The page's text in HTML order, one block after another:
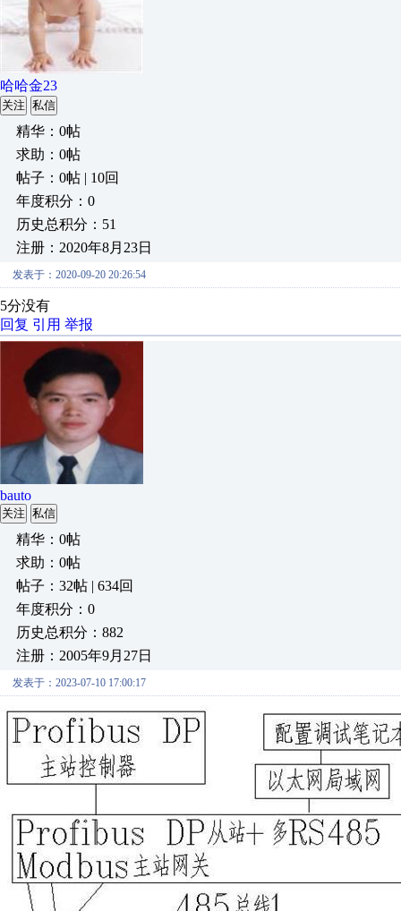
哈哈金23
关注 私信
精华：0帖
求助：0帖
帖子：0帖 | 10回
年度积分：0
历史总积分：51
注册：2020年8月23日
发表于：2020-09-20 20:26:54
5分没有
回复 引用 举报
bauto
关注 私信
精华：0帖
求助：0帖
帖子：32帖 | 634回
年度积分：0
历史总积分：882
注册：2005年9月27日
发表于：2023-07-10 17:00:17